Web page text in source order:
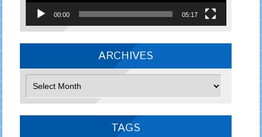
00:00 05:17
ARCHIVES
TAGS